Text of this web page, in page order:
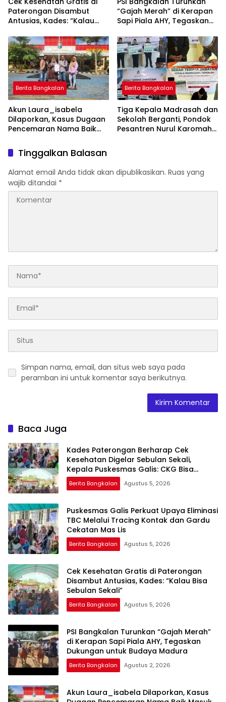
Paterongan Disambut
Antusias, Kades: “Kalau
“Gajah Merah” di Kerapan
Sapi Piala AHY, Tegaskan
Madura
Berita Bangkalan
Akun Laura_isabela
Dilaporkan, Kasus Dugaan
Pencemaran Nama Baik
Berita Bangkalan
Tiga Kepala Madrasah dan
Sekolah Berganti, Pondok
Pesantren Nurul Karomah
Tinggalkan Balasan
Alamat email Anda tidak akan dipublikasikan. Ruas yang
wajib ditandai *
Simpan nama, email, dan situs web saya pada
peramban ini untuk komentar saya berikutnya.
Baca Juga
Kades Paterongan Berharap Cek
Kesehatan Digelar Sebulan Sekali,
Kepala Puskesmas Galis: CKG Bisa
Dilaksanakan Rutin Lewat Posyandu ILP
Berita Bangkalan Agustus 5, 2026
Puskesmas Galis Perkuat Upaya Eliminasi
TBC Melalui Tracing Kontak dan Gardu
Cekatan Mas Lis
Berita Bangkalan Agustus 5, 2026
Cek Kesehatan Gratis di Paterongan
Disambut Antusias, Kades: “Kalau Bisa
Sebulan Sekali”
Berita Bangkalan Agustus 5, 2026
PSI Bangkalan Turunkan “Gajah Merah”
di Kerapan Sapi Piala AHY, Tegaskan
Dukungan untuk Budaya Madura
Berita Bangkalan Agustus 2, 2026
Akun Laura_isabela Dilaporkan, Kasus